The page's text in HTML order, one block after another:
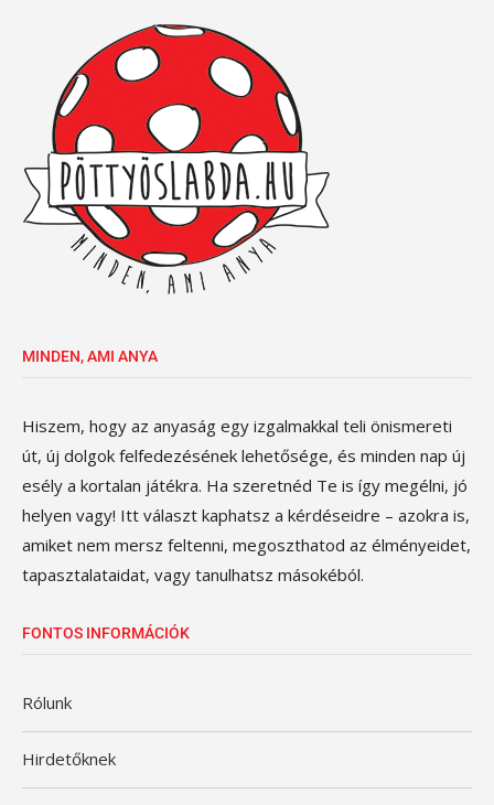
MINDEN, AMI ANYA
Hiszem, hogy az anyaság egy izgalmakkal teli önismereti
út, új dolgok felfedezésének lehetősége, és minden nap új
esély a kortalan játékra. Ha szeretnéd Te is így megélni, jó
helyen vagy! Itt választ kaphatsz a kérdéseidre – azokra is,
amiket nem mersz feltenni, megoszthatod az élményeidet,
tapasztalataidat, vagy tanulhatsz másokéból.
FONTOS INFORMÁCIÓK
Rólunk
Hirdetőknek